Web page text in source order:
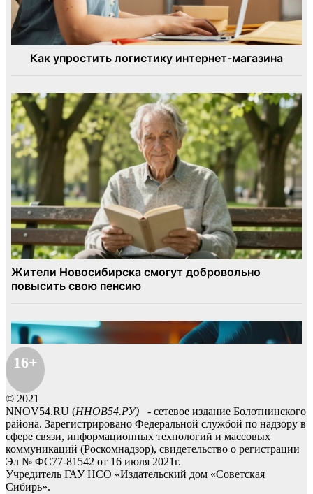
16+
© 2021
NNOV54.RU (ННОВ54.РУ) - сетевое издание Болотнинского
района. Зарегистрировано Федеральной службой по надзору в
сфере связи, информационных технологий и массовых
коммуникаций (Роскомнадзор), свидетельство о регистрации
Эл № ФС77-81542 от 16 июля 2021г.
Учредитель ГАУ НСО «Издательский дом «Советская
Сибирь».